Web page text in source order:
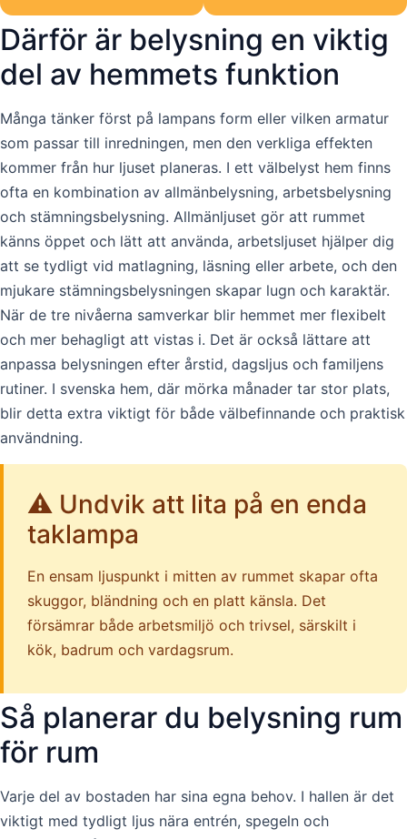
Därför är belysning en viktig
del av hemmets funktion
Många tänker först på lampans form eller vilken armatur
som passar till inredningen, men den verkliga effekten
kommer från hur ljuset planeras. I ett välbelyst hem finns
ofta en kombination av allmänbelysning, arbetsbelysning
och stämningsbelysning. Allmänljuset gör att rummet
känns öppet och lätt att använda, arbetsljuset hjälper dig
att se tydligt vid matlagning, läsning eller arbete, och den
mjukare stämningsbelysningen skapar lugn och karaktär.
När de tre nivåerna samverkar blir hemmet mer flexibelt
och mer behagligt att vistas i. Det är också lättare att
anpassa belysningen efter årstid, dagsljus och familjens
rutiner. I svenska hem, där mörka månader tar stor plats,
blir detta extra viktigt för både välbefinnande och praktisk
användning.
⚠️ Undvik att lita på en enda
taklampa
En ensam ljuspunkt i mitten av rummet skapar ofta
skuggor, bländning och en platt känsla. Det
försämrar både arbetsmiljö och trivsel, särskilt i
kök, badrum och vardagsrum.
Så planerar du belysning rum
för rum
Varje del av bostaden har sina egna behov. I hallen är det
viktigt med tydligt ljus nära entrén, spegeln och